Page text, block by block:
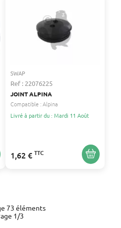
SWAP
Ref : 22076225
JOINT ALPINA
Compatible :Alpina
Livré à partir du : Mardi 11 Août
1,62 € TTC
73 éléments
1/3